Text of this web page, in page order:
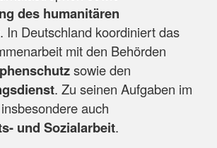
des humanitären
. In Deutschland koordiniert das
mit den Behörden
sowie den
. Zu seinen Aufgaben im
auch
und Sozialarbeit.